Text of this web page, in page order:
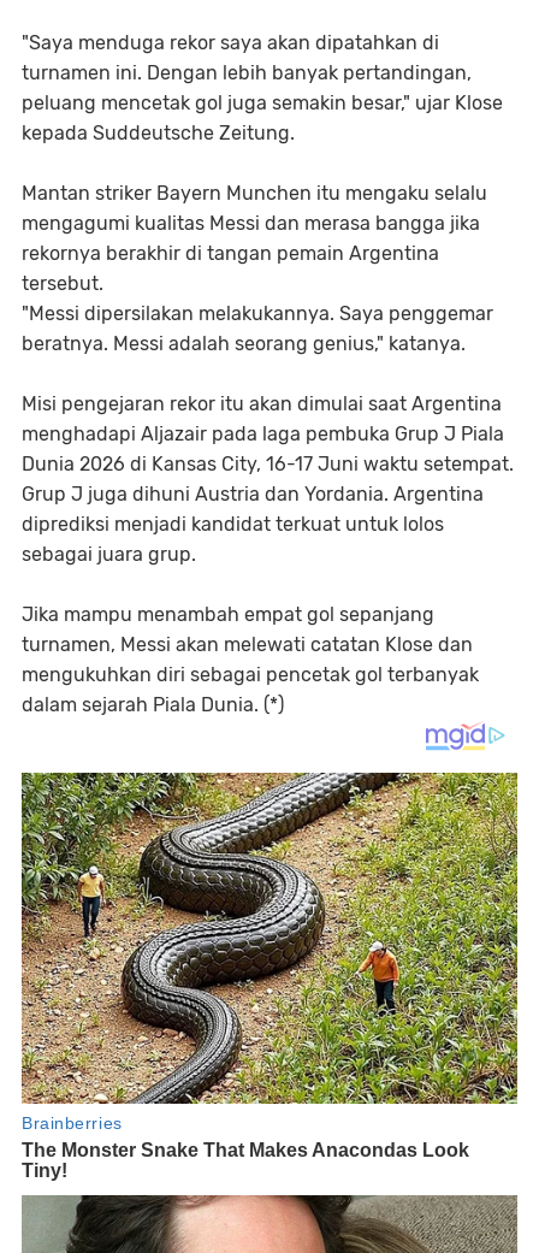
"Saya menduga rekor saya akan dipatahkan di
turnamen ini. Dengan lebih banyak pertandingan,
peluang mencetak gol juga semakin besar," ujar Klose
kepada Suddeutsche Zeitung.
Mantan striker Bayern Munchen itu mengaku selalu
mengagumi kualitas Messi dan merasa bangga jika
rekornya berakhir di tangan pemain Argentina
tersebut.
"Messi dipersilakan melakukannya. Saya penggemar
beratnya. Messi adalah seorang genius," katanya.
Misi pengejaran rekor itu akan dimulai saat Argentina
menghadapi Aljazair pada laga pembuka Grup J Piala
Dunia 2026 di Kansas City, 16-17 Juni waktu setempat.
Grup J juga dihuni Austria dan Yordania. Argentina
diprediksi menjadi kandidat terkuat untuk lolos
sebagai juara grup.
Jika mampu menambah empat gol sepanjang
turnamen, Messi akan melewati catatan Klose dan
mengukuhkan diri sebagai pencetak gol terbanyak
dalam sejarah Piala Dunia. (*)